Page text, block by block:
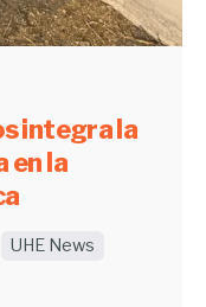
integra la
en la
UHE News